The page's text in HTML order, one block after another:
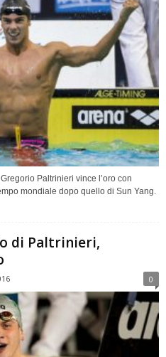
Paltrinieri vince l’oro con
mondiale dopo quello di Sun Yang.
di Paltrinieri,
0